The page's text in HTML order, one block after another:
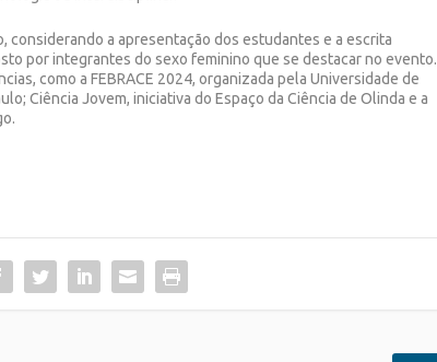
considerando a apresentação dos estudantes e a escrita
por integrantes do sexo feminino que se destacar no evento.
como a FEBRACE 2024, organizada pela Universidade de
Ciência Jovem, iniciativa do Espaço da Ciência de Olinda e a